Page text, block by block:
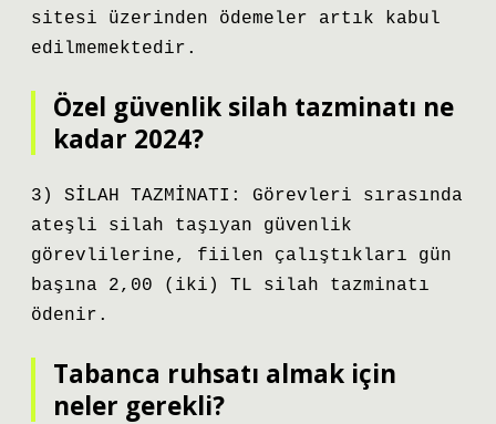
sitesi üzerinden ödemeler artık kabul
edilmemektedir.
Özel güvenlik silah tazminatı ne
kadar 2024?
3) SİLAH TAZMİNATI: Görevleri sırasında
ateşli silah taşıyan güvenlik
görevlilerine, fiilen çalıştıkları gün
başına 2,00 (iki) TL silah tazminatı
ödenir.
Tabanca ruhsatı almak için
neler gerekli?